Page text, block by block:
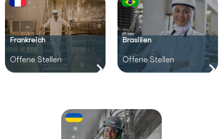
Frankreich
Offene Stellen
Brasilien
Offene Stellen